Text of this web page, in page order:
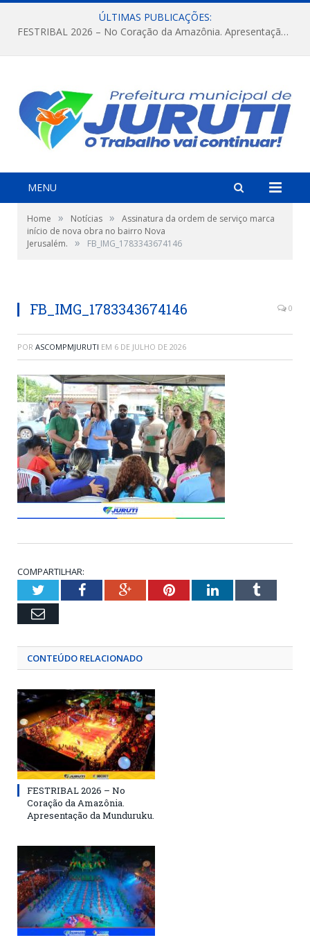
ÚLTIMAS PUBLICAÇÕES:
FESTRIBAL 2026 – No Coração da Amazônia. Apresentação da Munduruku.
MENU
Home » Notícias »
Assinatura da ordem de serviço marca
início de nova obra no bairro Nova
Jerusalém.
» FB_IMG_1783343674146
FB_IMG_1783343674146 0
POR ASCOMPMJURUTI EM 6 DE JULHO DE 2026
COMPARTILHAR:
TwitterFacebookGoogle+PinterestLinkedInTumblr
Email
CONTEÚDO RELACIONADO
FESTRIBAL 2026 – No
Coração da Amazônia.
Apresentação da Munduruku.